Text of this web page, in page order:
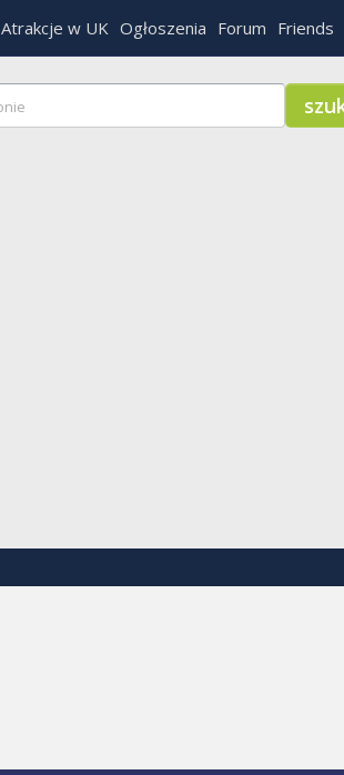
Atrakcje w UK Ogłoszenia Forum Friends